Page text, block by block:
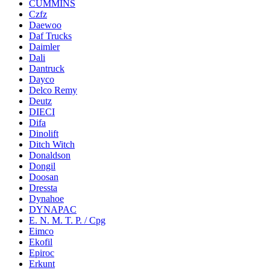
CUMMINS
Czfz
Daewoo
Daf Trucks
Daimler
Dali
Dantruck
Dayco
Delco Remy
Deutz
DIECI
Difa
Dinolift
Ditch Witch
Donaldson
Dongil
Doosan
Dressta
Dynahoe
DYNAPAC
E. N. M. T. P. / Cpg
Eimco
Ekofil
Epiroc
Erkunt